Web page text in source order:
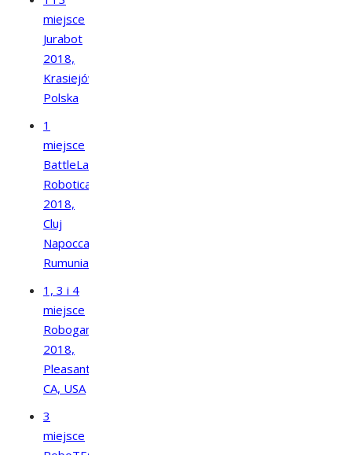
miejsce
Jurabot
2018,
Krasiejów,
Polska
1
miejsce
BattleLab
Robotica
2018,
Cluj
Napocca,
Rumunia
1, 3 i 4
miejsce
Robogames
2018,
Pleasanton,
CA, USA
3
miejsce